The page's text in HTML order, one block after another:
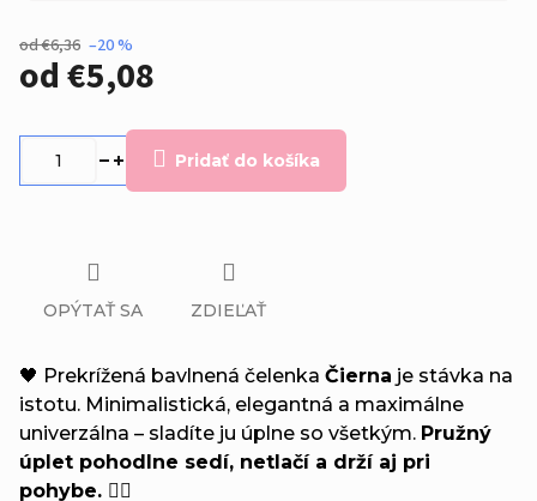
od €6,36 –20 %
od€5,08
Pridať do košíka
🖤 Prekrížená bavlnená čelenka Čierna je stávka na
istotu. Minimalistická, elegantná a maximálne
univerzálna – sladíte ju úplne so všetkým. Pružný
úplet pohodlne sedí, netlačí a drží aj pri
pohybe. 🏃‍♀️
OPÝTAŤ SA ZDIEĽAŤ